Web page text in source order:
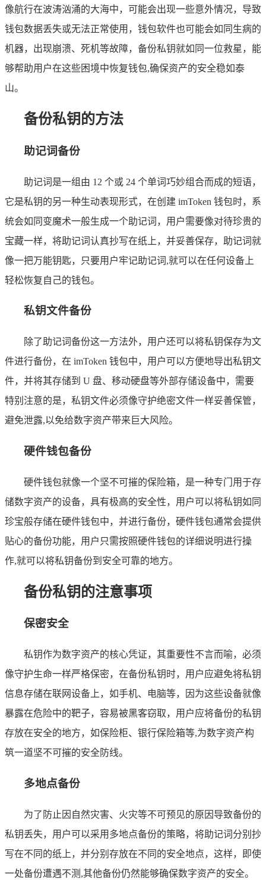
像航行在波涛汹涌的大海中，可能会出现一些意外情况，导致
钱包数据丢失或无法正常使用，钱包软件也可能会如同生病的
机器，出现崩溃、死机等故障，备份私钥就如同一位救星，能
够帮助用户在这些困境中恢复钱包,确保资产的安全稳如泰
山。
备份私钥的方法
助记词备份
助记词是一组由 12 个或 24 个单词巧妙组合而成的短语，
它是私钥的另一种生动表现形式，在创建 imToken 钱包时，系
统会如同变魔术一般生成一个助记词，用户需要像对待珍贵的
宝藏一样，将助记词认真抄写在纸上，并妥善保存，助记词就
像一把万能钥匙，只要用户牢记助记词,就可以在任何设备上
轻松恢复自己的钱包。
私钥文件备份
除了助记词备份这一方法外，用户还可以将私钥保存为文
件进行备份，在 imToken 钱包中，用户可以方便地导出私钥文
件，并将其存储到 U 盘、移动硬盘等外部存储设备中，需要
特别注意的是，私钥文件必须像守护绝密文件一样妥善保管，
避免泄露,以免给数字资产带来巨大风险。
硬件钱包备份
硬件钱包就像一个坚不可摧的保险箱，是一种专门用于存
储数字资产的设备，具有极高的安全性，用户可以将私钥如同
珍宝般存储在硬件钱包中，并进行备份，硬件钱包通常会提供
贴心的备份功能，用户只需按照硬件钱包的详细说明进行操
作,就可以将私钥备份到安全可靠的地方。
备份私钥的注意事项
保密安全
私钥作为数字资产的核心凭证，其重要性不言而喻，必须
像守护生命一样严格保密，在备份私钥时，用户应避免将私钥
信息存储在联网设备上，如手机、电脑等，因为这些设备就像
暴露在危险中的靶子，容易被黑客窃取，用户应将备份的私钥
存放在安全的地方，如保险柜、银行保险箱等,为数字资产构
筑一道坚不可摧的安全防线。
多地点备份
为了防止因自然灾害、火灾等不可预见的原因导致备份的
私钥丢失，用户可以采用多地点备份的策略，将助记词分别抄
写在不同的纸上，并分别存放在不同的安全地点，这样，即使
一处备份遭遇不测,其他备份仍然能够确保数字资产的安全。